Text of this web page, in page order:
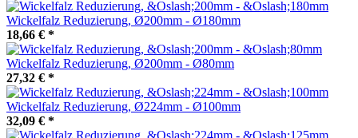
Wickelfalz Reduzierung, Ø200mm - Ø180mm
18,66 € *
Wickelfalz Reduzierung, Ø200mm - Ø80mm
27,32 € *
Wickelfalz Reduzierung, Ø224mm - Ø100mm
32,09 € *